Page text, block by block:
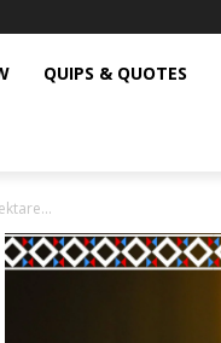
QUIPS & QUOTES